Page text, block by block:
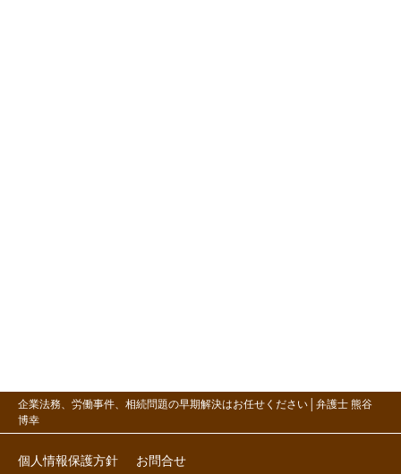
企業法務、労働事件、相続問題の早期解決はお任せください│弁護士 熊谷
博幸
個人情報保護方針 お問合せ